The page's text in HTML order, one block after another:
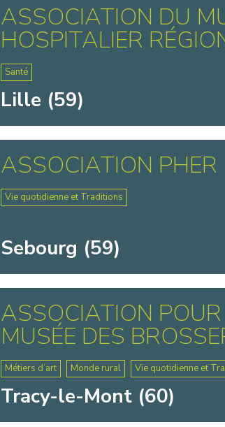
ASSOCIATION DU
HOSPITALIER
Santé
Lille (59)
ASSOCIATION PHER
Vie quotidienne et Traditions
Sebourg (59)
ASSOCIATION POUR
MUSÉE DES
Métiers d’art Monde rural Vie quotidienne et
Tracy-le-Mont (60)